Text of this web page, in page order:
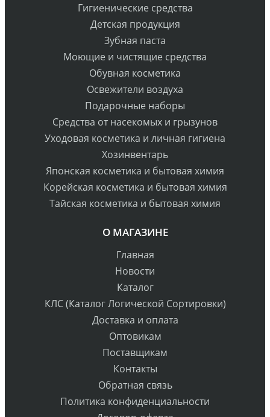
Гигиенические средства
Детская продукция
Зубная паста
Моющие и чистящие средства
Обувная косметика
Освежители воздуха
Подарочные наборы
Средства от насекомых и грызунов
Уходовая косметика и личная гигиена
Хозинвентарь
Японская косметика и бытовая химия
Корейская косметика и бытовая химия
Тайская косметика и бытовая химия
О МАГАЗИНЕ
Главная
Новости
Каталог
КЛС (Каталог Логической Сортировки)
Доставка и оплата
Оптовикам
Поставщикам
Контакты
Обратная связь
Политика конфиденциальности